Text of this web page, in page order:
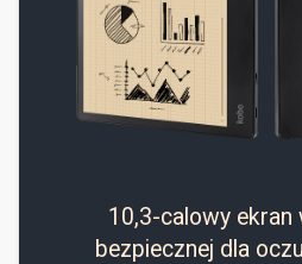
10,3-calowy ekran
bezpiecznej dla